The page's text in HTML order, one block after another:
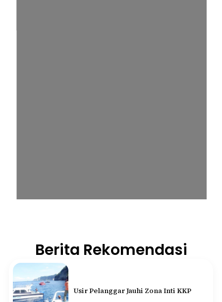
Berita Rekomendasi
Usir Pelanggar Jauhi Zona Inti KKP